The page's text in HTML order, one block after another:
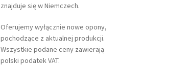
znajduje się w Niemczech.
Oferujemy wyłącznie nowe opony,
pochodzące z aktualnej produkcji.
Wszystkie podane ceny zawierają
polski podatek VAT.